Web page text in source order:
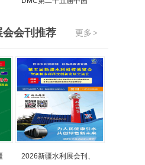
更多 >
会刊推荐
2026新疆水利展会刊、